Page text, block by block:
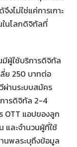
งไม่ใช่แค่การเกาะ
ในโลกดิจิทัลที่
ผู้ใช้บริการดิจิทัล
ลี่ย 250 บาทต่อ
ผ่านระบบสมัคร
การดิจิทัล 2-4
OTT แอปของลูก
และจำนวนผู้ที่ใช้
านพลระบุถึงข้อมูล